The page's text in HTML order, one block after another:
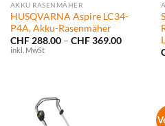
AKKU RASENMÄHER
HUSQVARNA Aspire LC34-
P4A, Akku-Rasenmäher
CHF288.00 – CHF369.00
CHF
inkl. MwSt